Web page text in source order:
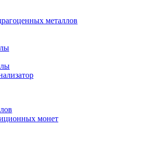
металлов
монет